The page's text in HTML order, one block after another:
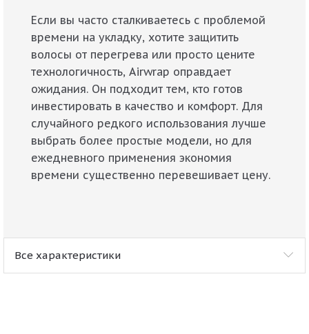
Если вы часто сталкиваетесь с проблемой
времени на укладку, хотите защитить
волосы от перегрева или просто цените
технологичность, Airwrap оправдает
ожидания. Он подходит тем, кто готов
инвестировать в качество и комфорт. Для
случайного редкого использования лучше
выбрать более простые модели, но для
ежедневного применения экономия
времени существенно перевешивает цену.
Все характеристики